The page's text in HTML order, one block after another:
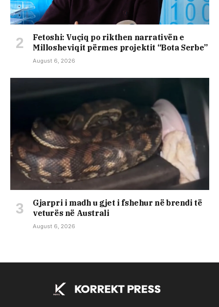
Fetoshi: Vuçiq po rikthen narrativën e
Millosheviqit përmes projektit “Bota Serbe”
August 6, 2026
Gjarpri i madh u gjet i fshehur në brendi të
veturës në Australi
August 6, 2026